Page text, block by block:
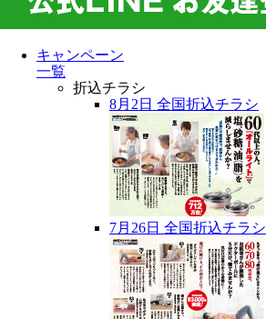
キャンペーン
一覧
折込チラシ
8月2日 全国折込チラシ
7月26日 全国折込チラシ